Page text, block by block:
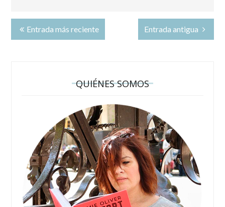
Entrada más reciente Entrada antigua
QUIÉNES SOMOS